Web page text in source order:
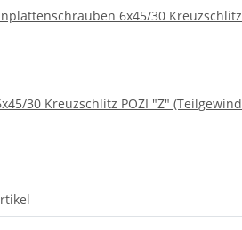
30 Kreuzschlitz POZI "Z"